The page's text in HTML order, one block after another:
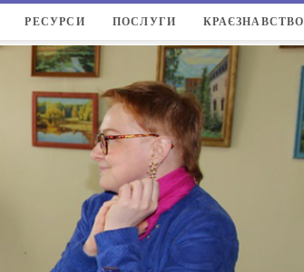
РЕСУРСИ ПОСЛУГИ КРАЄЗНАВСТВО